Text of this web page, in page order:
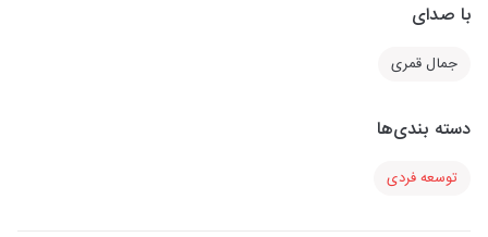
با صدای
جمال قمری
دسته بندی‌ها
توسعه فردی